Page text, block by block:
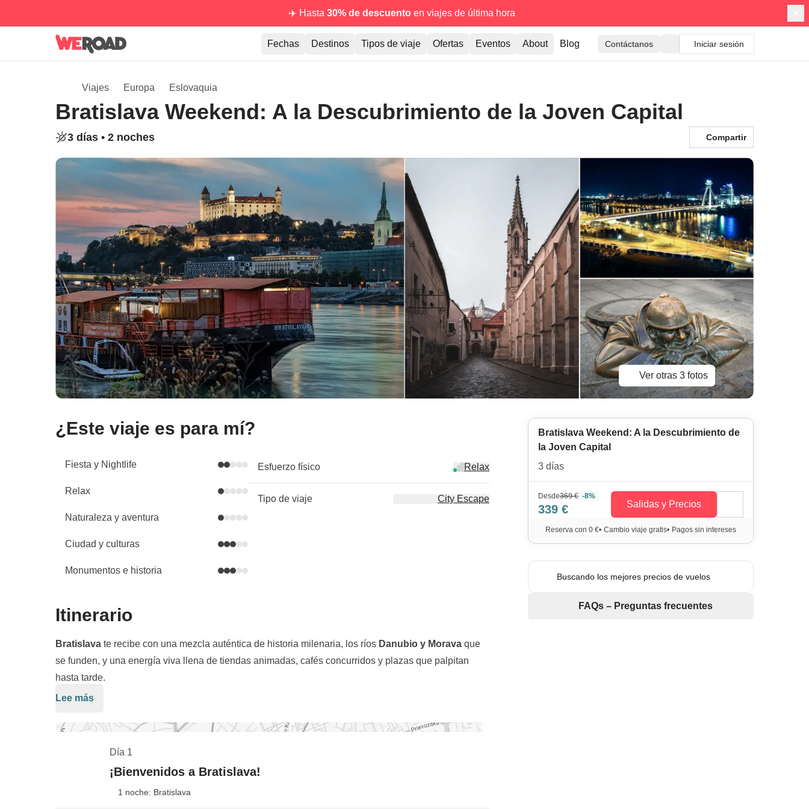
✈️ Hasta 30% de descuentoen viajes de última hora
Fechas Destinos Tipos de viaje Ofertas Eventos About Blog Contáctanos Iniciar sesión
Viajes Europa Eslovaquia
Bratislava Weekend: A la Descubrimiento de la Joven Capital
3 días • 2 noches Compartir
Ver otras 3 fotos
¿Este viaje es para mí?
Fiesta y Nightlife
Relax
Naturaleza y aventura
Ciudad y culturas
Monumentos e historia
Esfuerzo físico Relax
Tipo de viaje City Escape
Itinerario
Bratislava te recibe con una mezcla auténtica de historia milenaria, los ríos Danubio y Morava que
se funden, y una energía viva llena de tiendas animadas, cafés concurridos y plazas que palpitan
hasta tarde.
Exploraremos la ciudad con un
Bratislava (Bratislavský hrad) . Descubrirás el vino eslovaco con una degustación a ciegas ,
mientras lo tocas, lo hueles y lo saboreas. Por la noche haremos escala en un bar local del centro
para probar shots típicos como slivovica, borovička o Demänovka, brindando al puro estilo eslovaco.
música en vivo, perfectas para compartir momentos auténticos. ¿Estás listo para vivir Bratislava? De
cultura eslovaca, a través de vinos y destilados, hasta un city tour inolvidable en el corazón de la
Lee más
Día 1
¡Bienvenidos a Bratislava!
1 noche: Bratislava
Bratislava Weekend: A la Descubrimiento de
la Joven Capital
3 días
Desde369 € -8%
339 € Salidas y Precios
Reserva con 0 €• Cambio viaje gratis• Pagos sin intereses
Buscando los mejores precios de vuelos
FAQs – Preguntas frecuentes